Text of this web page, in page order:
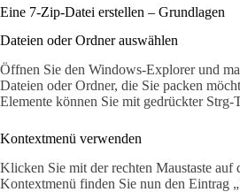
Eine 7-Zip-Datei erstellen – Grundlagen
Dateien oder Ordner auswählen
Öffnen Sie den Windows-Explorer und
Dateien oder Ordner, die Sie packen
Elemente können Sie mit gedrückter Strg-
Kontextmenü verwenden
Klicken Sie mit der rechten Maustaste auf
Kontextmenü finden Sie nun den Eintrag